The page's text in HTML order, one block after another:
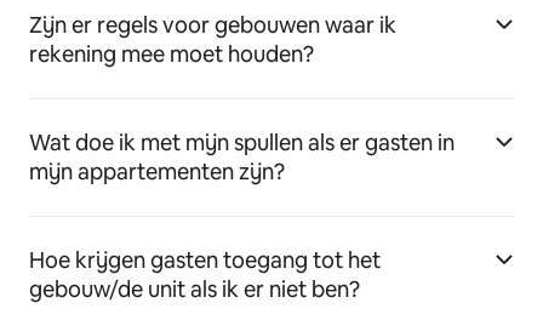
Zijn er regels voor gebouwen waar ik
rekening mee moet houden?
Wat doe ik met mijn spullen als er gasten in
mijn appartementen zijn?
Hoe krijgen gasten toegang tot het
gebouw/de unit als ik er niet ben?